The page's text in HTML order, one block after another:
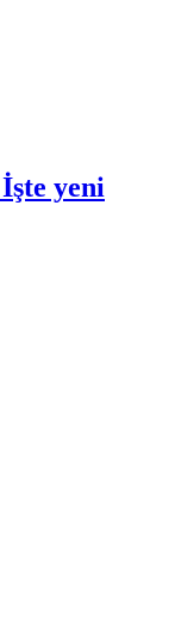
yeni